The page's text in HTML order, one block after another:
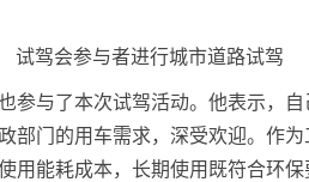
试驾会参与者进行城市道路试驾
参与了本次试驾活动。他表示，
部门的用车需求，深受欢迎。作
用能耗成本，长期使用既符合环保